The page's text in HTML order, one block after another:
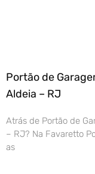
Portão de
Aldeia – RJ
Atrás de Portão de
– RJ? Na Favaretto
as